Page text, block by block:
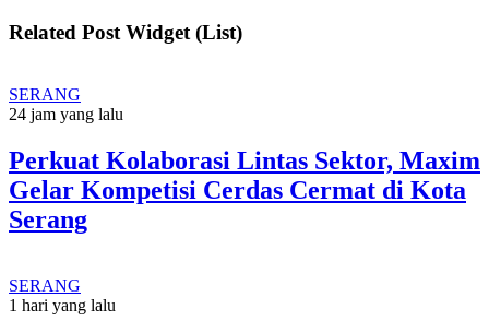
Related Post Widget (List)
SERANG
24 jam yang lalu
Perkuat Kolaborasi Lintas Sektor, Maxim
Gelar Kompetisi Cerdas Cermat di Kota
Serang
SERANG
1 hari yang lalu